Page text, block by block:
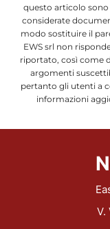
questo articolo sono
considerate
modo sostituire il
EWS srl non
riportato, così come
argomenti
pertanto gli utenti a
informazioni
V.